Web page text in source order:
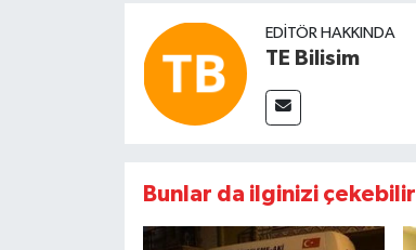
EDITÖR HAKKINDA
TE Bilisim
Bunlar da ilginizi çekebilir